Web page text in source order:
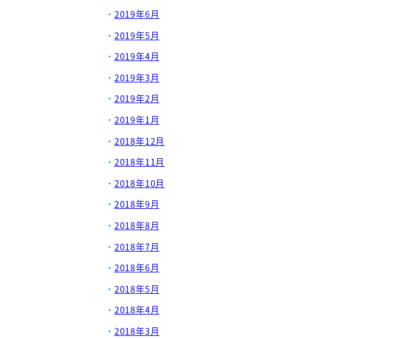
2019年6月
2019年5月
2019年4月
2019年3月
2019年2月
2019年1月
2018年12月
2018年11月
2018年10月
2018年9月
2018年8月
2018年7月
2018年6月
2018年5月
2018年4月
2018年3月